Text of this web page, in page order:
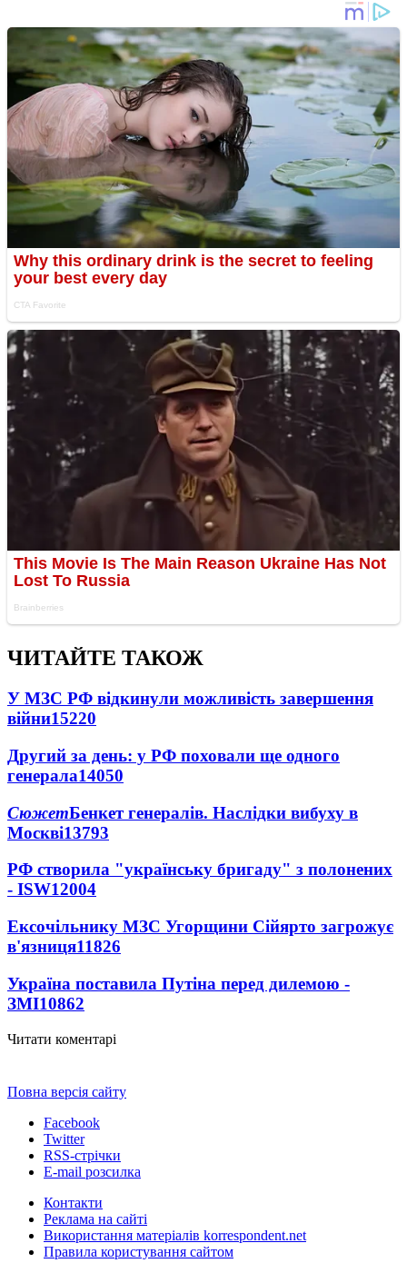
ЧИТАЙТЕ ТАКОЖ
У МЗС РФ відкинули можливість завершення
війни15220
Другий за день: у РФ поховали ще одного
генерала14050
СюжетБенкет генералів. Наслідки вибуху в
Москві13793
РФ створила "українську бригаду" з полонених
- ISW12004
Ексочільнику МЗС Угорщини Сійярто загрожує
в'язниця11826
Україна поставила Путіна перед дилемою -
ЗМІ10862
Читати коментарі
Повна версія сайту
Facebook
Twitter
RSS-стрічки
E-mail розсилка
Контакти
Реклама на сайті
Використання матеріалів korrespondent.net
Правила користування сайтом